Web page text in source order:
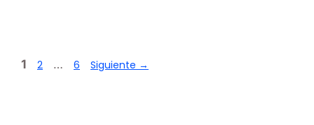
1 2 … 6 Siguiente →